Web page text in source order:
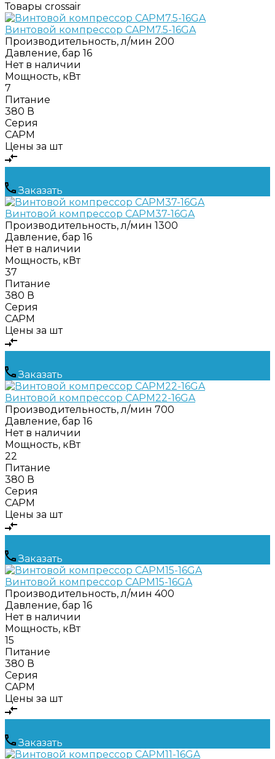
Товары crossair
Винтовой компрессор CAPM7.5-16GA
Производительность, л/мин 200
Давление, бар 16
Нет в наличии
Мощность, кВт
7
Питание
380 В
Серия
CAPM
Цены за шт
Заказать
Винтовой компрессор CAPM37-16GA
Производительность, л/мин 1300
Давление, бар 16
Нет в наличии
Мощность, кВт
37
Питание
380 В
Серия
CAPM
Цены за шт
Заказать
Винтовой компрессор CAPM22-16GA
Производительность, л/мин 700
Давление, бар 16
Нет в наличии
Мощность, кВт
22
Питание
380 В
Серия
CAPM
Цены за шт
Заказать
Винтовой компрессор CAPM15-16GA
Производительность, л/мин 400
Давление, бар 16
Нет в наличии
Мощность, кВт
15
Питание
380 В
Серия
CAPM
Цены за шт
Заказать